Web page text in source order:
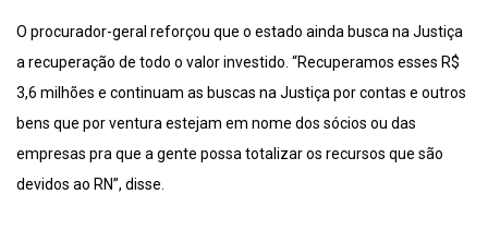
O procurador-geral reforçou que o estado ainda busca na Justiça
a recuperação de todo o valor investido. “Recuperamos esses R$
3,6 milhões e continuam as buscas na Justiça por contas e outros
bens que por ventura estejam em nome dos sócios ou das
empresas pra que a gente possa totalizar os recursos que são
devidos ao RN”, disse.